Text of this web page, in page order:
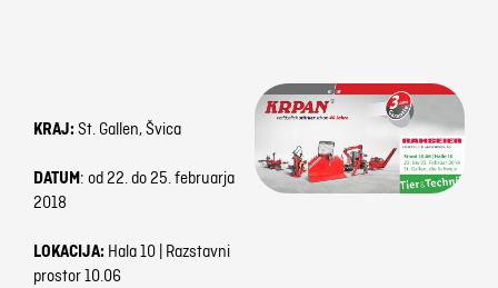
KRAJ:St. Gallen, Švica
DATUM: od 22. do 25. februarja
2018
LOKACIJA: Hala 10 | Razstavni
prostor 10.06